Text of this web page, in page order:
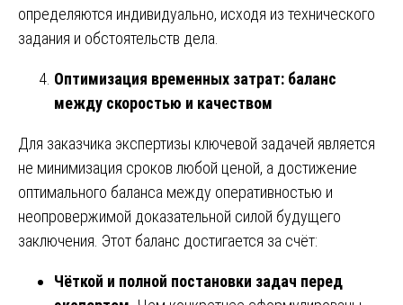
определяются индивидуально, исходя из технического
задания и обстоятельств дела.
Оптимизация временных затрат: баланс
между скоростью и качеством
Для заказчика экспертизы ключевой задачей является
не минимизация сроков любой ценой, а достижение
оптимального баланса между оперативностью и
неопровержимой доказательной силой будущего
заключения. Этот баланс достигается за счёт:
Чёткой и полной постановки задач перед